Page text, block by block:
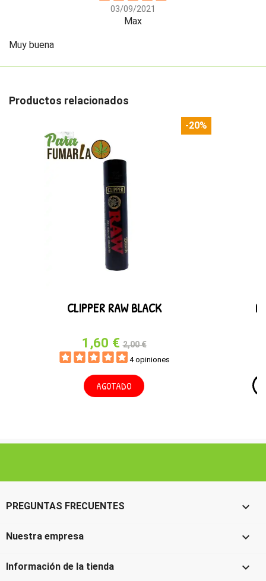
03/09/2021
Max
Muy buena
Productos relacionados
CLIPPER RAW BLACK
1,60 € 2,00 €
4 opiniones
AGOTADO
-20%
PREGUNTAS FRECUENTES 
Nuestra empresa 
Información de la tienda 